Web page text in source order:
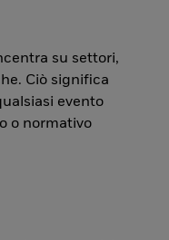
su settori,
Ciò significa
evento
o normativo